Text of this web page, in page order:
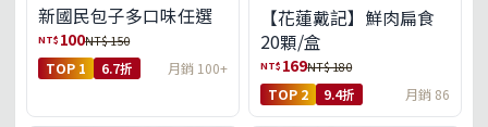
新國民包子多口味任選
NT$ 100NT$ 150
TOP 1 6.7折 月銷 100+
【花蓮戴記】鮮肉扁食
20顆/盒
NT$ 169NT$ 180
TOP 2 9.4折 月銷 86